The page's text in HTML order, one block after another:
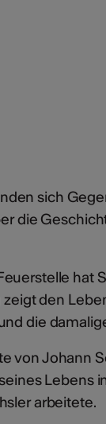
sich
die
hat
den
die
von Johann
Lebens
arbeitete.